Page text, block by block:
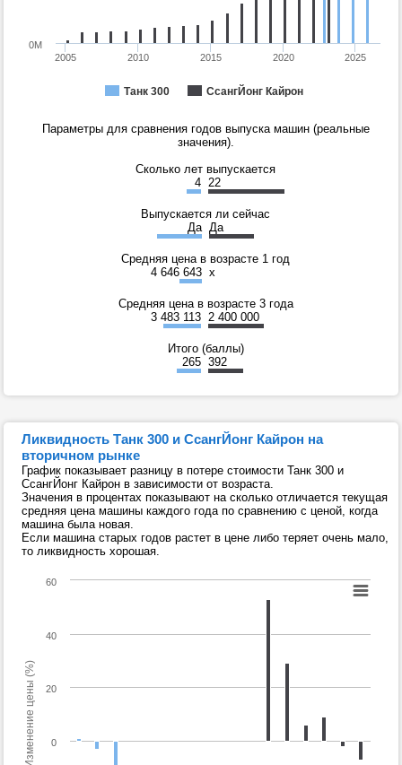
Танк 300 СсангЙонг Кайрон
2005 2010 2015 2020 2025
0M
Параметры для сравнения годов выпуска машин (реальные
значения).
Сколько лет выпускается
4 22
Выпускается ли сейчас
Да Да
Средняя цена в возрасте 1 год
4 646 643 x
Средняя цена в возрасте 3 года
3 483 113 2 400 000
Итого (баллы)
265 392
Ликвидность Танк 300 и СсангЙонг Кайрон на
вторичном рынке
График показывает разницу в потере стоимости Танк 300 и
СсангЙонг Кайрон в зависимости от возраста.
Значения в процентах показывают на сколько отличается текущая
средняя цена машины каждого года по сравнению с ценой, когда
машина была новая.
Если машина старых годов растет в цене либо теряет очень мало,
то ликвидность хорошая.
Изменение цены (%) 0
20
40
60